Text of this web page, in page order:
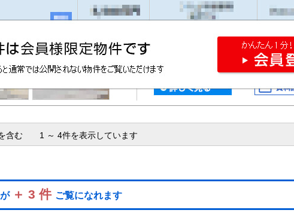
含む 1 ～ 4件を表示しています
＋ 3 件 ご覧になれます